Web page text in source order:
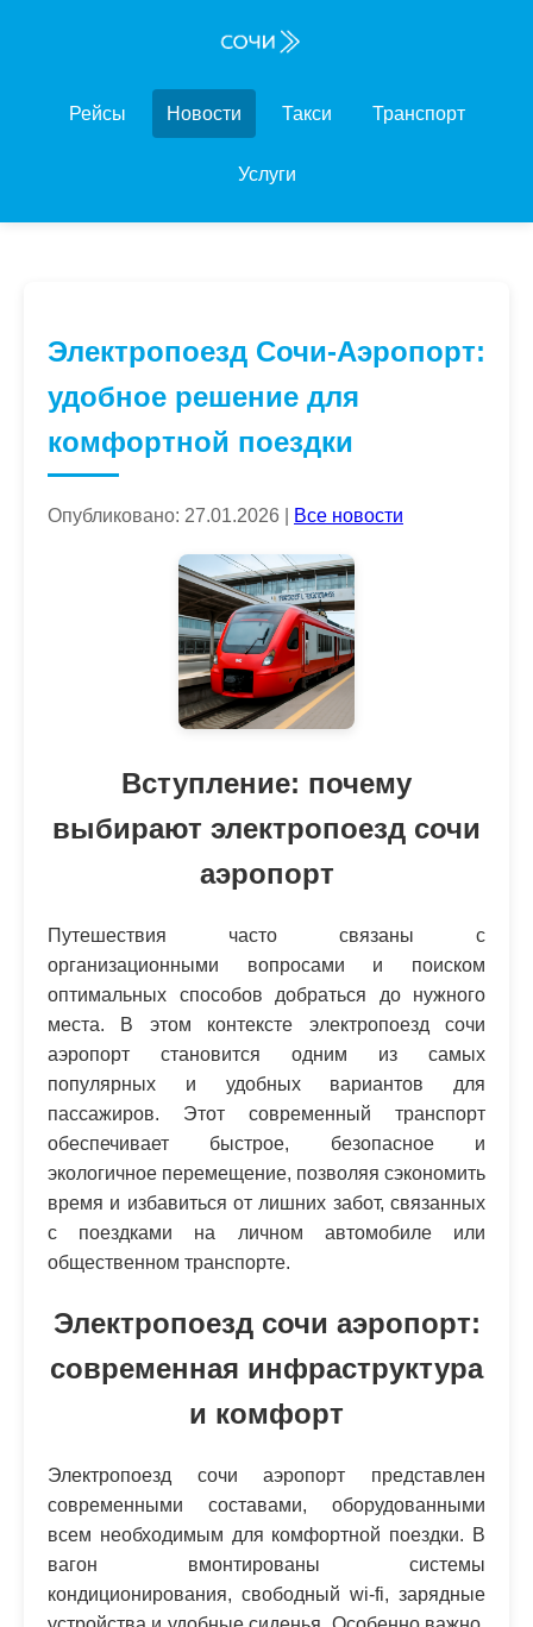
Рейсы Новости Такси Транспорт
Услуги
Электропоезд Сочи-Аэропорт:
удобное решение для
комфортной поездки
Опубликовано: 27.01.2026 | Все новости
Вступление: почему
выбирают электропоезд сочи
аэропорт
Путешествия часто связаны с
организационными вопросами и поиском
оптимальных способов добраться до нужного
места. В этом контексте электропоезд сочи
аэропорт становится одним из самых
популярных и удобных вариантов для
пассажиров. Этот современный транспорт
обеспечивает быстрое, безопасное и
экологичное перемещение, позволяя сэкономить
время и избавиться от лишних забот, связанных
с поездками на личном автомобиле или
общественном транспорте.
Электропоезд сочи аэропорт:
современная инфраструктура
и комфорт
Электропоезд сочи аэропорт представлен
современными составами, оборудованными
всем необходимым для комфортной поездки. В
вагон вмонтированы системы
кондиционирования, свободный wi-fi, зарядные